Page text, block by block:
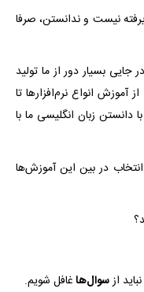
نیست و ندانستن، صرفا
جایی بسیار دور از ما تولید
آموزش انواع نرم‌‌افزارها تا
زبان انگلیسی ما با
انتخاب در بین این آموزش‌ها
ازسوال‌هاغافل شویم.